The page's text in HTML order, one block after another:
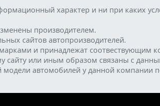
характер и ни при каких
производителем.
сайтов автопроизводителей.
и принадлежат соотвествующим
сайту или иным образом связаны с
автомобилей у данной компании